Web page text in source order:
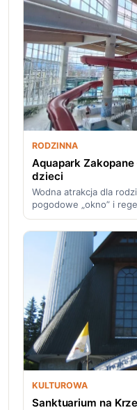
RODZINNA
Aquapark
dzieci
Wodna atrakcja dla
pogodowe „okno” i
KULTUROWA
Sanktuarium na